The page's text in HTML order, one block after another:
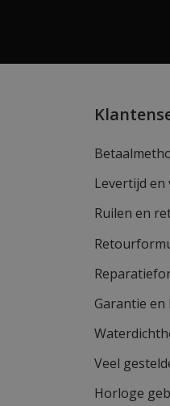
Levertijd en
Ruilen en
Garantie en
Veel
Horloge